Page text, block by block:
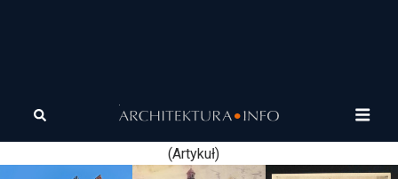
Muzeum Getta
Renowacja Muzeum Getta
(Artykuł)